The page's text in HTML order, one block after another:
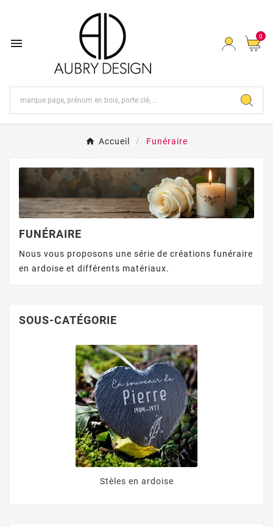
 0
Accueil Funéraire
FUNÉRAIRE
Nous vous proposons une série de créations funéraire
en ardoise et différents matériaux.
SOUS-CATÉGORIE
Stèles en ardoise